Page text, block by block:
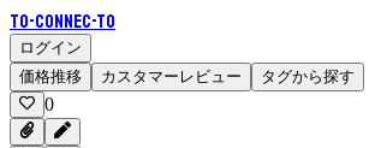
To-Connec-TO
ログイン
価格推移
カスタマーレビュー タグから探す
0